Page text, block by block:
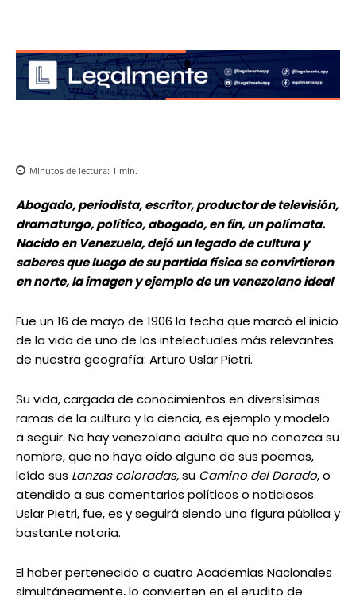
Minutos de lectura: 1 min.
Abogado, periodista, escritor, productor de televisión,
dramaturgo, político, abogado, en fin, un polímata.
Nacido en Venezuela, dejó un legado de cultura y
saberes que luego de su partida física se convirtieron
en norte, la imagen y ejemplo de un venezolano ideal
Fue un 16 de mayo de 1906 la fecha que marcó el inicio
de la vida de uno de los intelectuales más relevantes
de nuestra geografía: Arturo Uslar Pietri.
Su vida, cargada de conocimientos en diversísimas
ramas de la cultura y la ciencia, es ejemplo y modelo
a seguir. No hay venezolano adulto que no conozca su
nombre, que no haya oído alguno de sus poemas,
leído sus Lanzas coloradas,su Camino del Dorado, o
atendido a sus comentarios políticos o noticiosos.
Uslar Pietri, fue, es y seguirá siendo una figura pública y
bastante notoria.
El haber pertenecido a cuatro Academias Nacionales
simultáneamente, lo convierten en el erudito de